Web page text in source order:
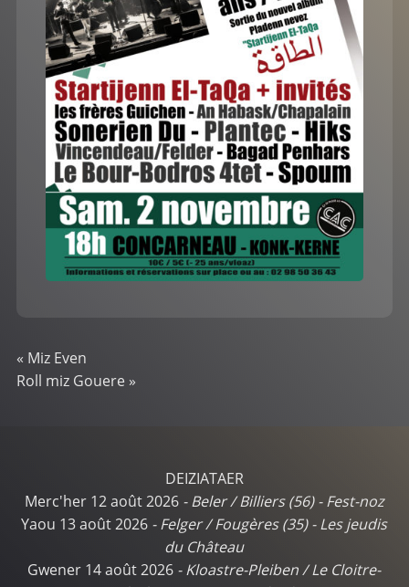
« Miz Even
Roll miz Gouere »
DEIZIATAER
Merc'her 12 août 2026 -Beler / Billiers (56) - Fest-noz
Yaou 13 août 2026 -Felger / Fougères (35) - Les jeudis
du Château
Gwener 14 août 2026 -Kloastre-Pleiben / Le Cloitre-